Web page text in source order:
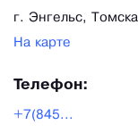
г. Энгельс,
На карте
Телефон:
+7(845...